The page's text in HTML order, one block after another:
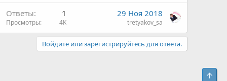
Ответы 1
Просмотры 4K
29 Ноя 2018
tretyakov_sa
Войдите или зарегистрируйтесь для ответа.